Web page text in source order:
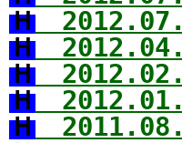
Ｈ
Ｈ
Ｈ
Ｈ
Ｈ